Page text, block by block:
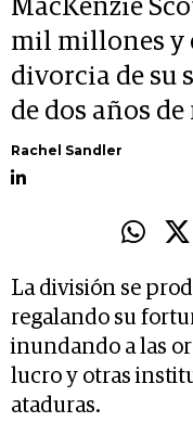
MacKenzie
mil millones y
divorcia de su
de dos años
Rachel Sandler
La división se
regalando su
inundando a las
lucro y otras
ataduras.